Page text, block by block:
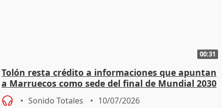
00:31
Tolón resta crédito a informaciones que apuntan
a Marruecos como sede del final de Mundial 2030
Sonido Totales 10/07/2026